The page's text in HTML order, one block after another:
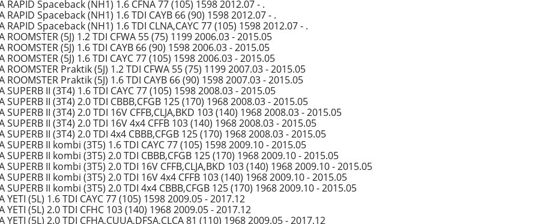
RAPID Spaceback (NH1) 1.6 CFNA 77 (105) 1598 2012.07 - .
RAPID Spaceback (NH1) 1.6 TDI CAYB 66 (90) 1598 2012.07 - .
RAPID Spaceback (NH1) 1.6 TDI CLNA,CAYC 77 (105) 1598 2012.07 - .
ROOMSTER (5J) 1.2 TDI CFWA 55 (75) 1199 2006.03 - 2015.05
ROOMSTER (5J) 1.6 TDI CAYB 66 (90) 1598 2006.03 - 2015.05
ROOMSTER (5J) 1.6 TDI CAYC 77 (105) 1598 2006.03 - 2015.05
ROOMSTER Praktik (5J) 1.2 TDI CFWA 55 (75) 1199 2007.03 - 2015.05
ROOMSTER Praktik (5J) 1.6 TDI CAYB 66 (90) 1598 2007.03 - 2015.05
SUPERB II (3T4) 1.6 TDI CAYC 77 (105) 1598 2008.03 - 2015.05
SUPERB II (3T4) 2.0 TDI CBBB,CFGB 125 (170) 1968 2008.03 - 2015.05
SUPERB II (3T4) 2.0 TDI 16V CFFB,CLJA,BKD 103 (140) 1968 2008.03 - 2015.05
SUPERB II (3T4) 2.0 TDI 16V 4x4 CFFB 103 (140) 1968 2008.03 - 2015.05
SUPERB II (3T4) 2.0 TDI 4x4 CBBB,CFGB 125 (170) 1968 2008.03 - 2015.05
SUPERB II kombi (3T5) 1.6 TDI CAYC 77 (105) 1598 2009.10 - 2015.05
SUPERB II kombi (3T5) 2.0 TDI CBBB,CFGB 125 (170) 1968 2009.10 - 2015.05
SUPERB II kombi (3T5) 2.0 TDI 16V CFFB,CLJA,BKD 103 (140) 1968 2009.10 - 2015.05
SUPERB II kombi (3T5) 2.0 TDI 16V 4x4 CFFB 103 (140) 1968 2009.10 - 2015.05
SUPERB II kombi (3T5) 2.0 TDI 4x4 CBBB,CFGB 125 (170) 1968 2009.10 - 2015.05
YETI (5L) 1.6 TDI CAYC 77 (105) 1598 2009.05 - 2017.12
YETI (5L) 2.0 TDI CFHC 103 (140) 1968 2009.05 - 2017.12
YETI (5L) 2.0 TDI CFHA,CUUA,DFSA,CLCA 81 (110) 1968 2009.05 - 2017.12